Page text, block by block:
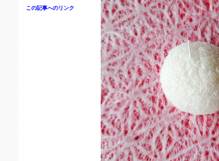
この記事へのリンク